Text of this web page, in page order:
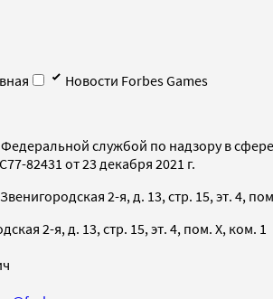
Новости Forbes Games
Федеральной службой по надзору в
82431 от 23 декабря 2021 г.
2-я, д. 13, стр. 15, эт. 4,
2-я, д. 13, стр. 15, эт. 4, пом. X, ком. 1